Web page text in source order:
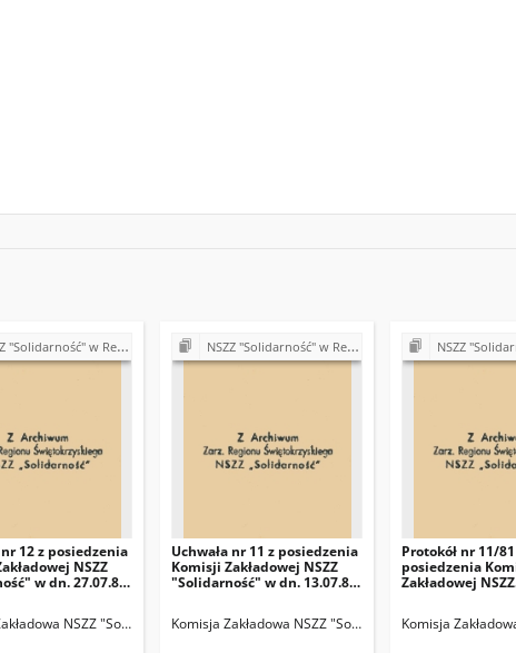
Komisja Zakładowa NSZZ "Solidarność" w Rejonie Budowy Dróg w Kielcach
w Rejonie Budowy Dróg w Kielcach
nr 12 z posiedzenia
NSZZ
w dn. 27.07.81
NSZZ "Solidarność" w Rejonie Budowy Dróg w Kielcach
NSZZ "Solidarność" w Rejonie Budowy Dróg w Kielcach
Uchwała nr 11 z posiedzenia
Komisji Zakładowej NSZZ
"Solidarność" w dn. 13.07.81
Komisja Zakładowa NSZZ "Solidarność" w Rejonie
NSZZ "Solidarność" w
Protokół nr 11/
posiedzenia
Zakładowej NSZZ
Komisja